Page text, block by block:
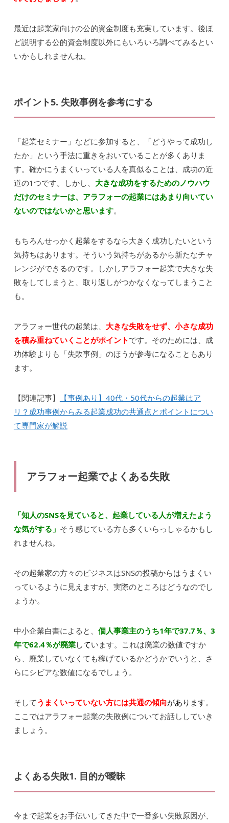
最近は起業家向けの公的資金制度も充実しています。後ほ
ど説明する公的資金制度以外にもいろいろ調べてみるとい
いかもしれませんね。
ポイント5. 失敗事例を参考にする
「起業セミナー」などに参加すると、「どうやって成功し
たか」という手法に重きをおいていることが多くありま
す。確かにうまくいっている人を真似ることは、成功の近
道の1つです。しかし、 大きな成功をするためのノウハウ
だけのセミナーは、アラフォーの起業にはあまり向いてい
ないのではないかと思います。
もちろんせっかく起業をするなら大きく成功したいという
気持ちはあります。そういう気持ちがあるから新たなチャ
レンジができるのです。しかしアラフォー起業で大きな失
敗をしてしまうと、取り返しがつかなくなってしまうこと
も。
アラフォー世代の起業は、 大きな失敗をせず、小さな成功
を積み重ねていくことがポイント です。そのためには、成
功体験よりも「失敗事例」のほうが参考になることもあり
ます。
【関連記事】
【事例あり】40代・50代からの起業はア
リ？成功事例からみる起業成功の共通点とポイントについ
て専門家が解説
アラフォー起業でよくある失敗
「知人のSNSを見ていると、起業している人が増えたよう
な気がする」 そう感じている方も多くいらっしゃるかもし
れませんね。
その起業家の方々のビジネスはSNSの投稿からはうまくい
っているように見えますが、実際のところはどうなのでし
ょうか。
中小企業白書によると、 個人事業主のうち1年で37.7％、3
年で62.4％が廃業しています。これは廃業の数値ですか
ら、廃業していなくても稼げているかどうかでいうと、さ
らにシビアな数値になるでしょう。
そして うまくいっていない方には共通の傾向があります。
ここではアラフォー起業の失敗例についてお話ししていき
ましょう。
よくある失敗1. 目的が曖昧
今まで起業をお手伝いしてきた中で一番多い失敗原因が、